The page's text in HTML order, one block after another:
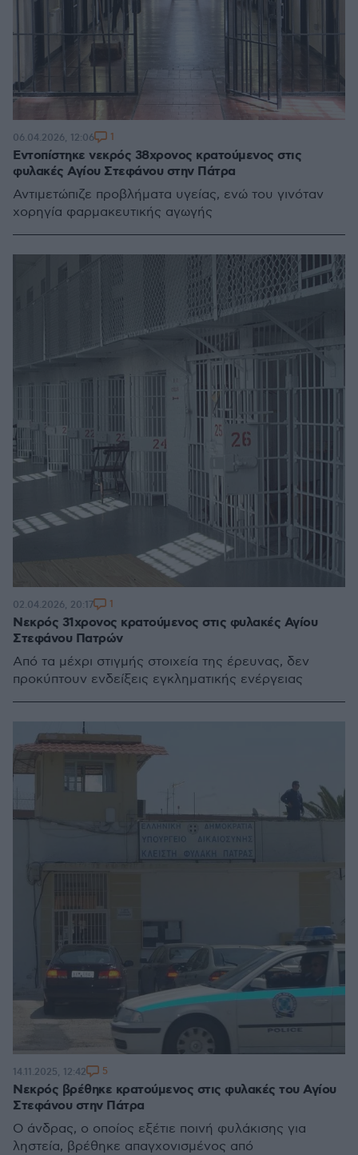
Εντοπίστηκε νεκρός 38χρονος κρατούμενος στις
φυλακές Αγίου Στεφάνου στην Πάτρα
Αντιμετώπιζε προβλήματα υγείας, ενώ του γινόταν
χορηγία φαρμακευτικής αγωγής
06.04.2026, 12:06 1
Νεκρός 31χρονος κρατούμενος στις φυλακές Αγίου
Στεφάνου Πατρών
Από τα μέχρι στιγμής στοιχεία της έρευνας, δεν
προκύπτουν ενδείξεις εγκληματικής ενέργειας
02.04.2026, 20:17 1
Νεκρός βρέθηκε κρατούμενος στις φυλακές του Αγίου
Στεφάνου στην Πάτρα
Ο άνδρας, ο οποίος εξέτιε ποινή φυλάκισης για
ληστεία, βρέθηκε απαγχονισμένος από
14.11.2025, 12:42 5